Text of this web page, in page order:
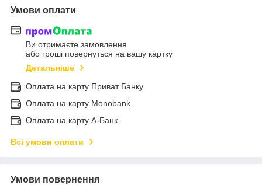
Умови оплати
Ви отримаєте замовлення
або гроші повернуться на вашу картку
Детальніше
Оплата на карту Приват Банку
Оплата на карту Monobank
Оплата на карту А-Банк
Всі умови оплати
Умови повернення